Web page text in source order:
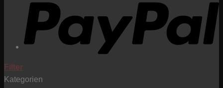
Filter
Kategorien